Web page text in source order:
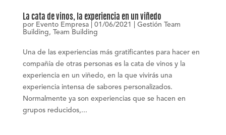
La cata de vinos, la experiencia en un viñedo
por Evento Empresa| 01/06/2021
Gestión Team
Building, Team Building
Una de las experiencias más gratificantes para hacer en
compañía de otras personas es la cata de vinos y la
experiencia en un viñedo, en la que vivirás una
experiencia intensa de sabores personalizados.
Normalmente ya son experiencias que se hacen en
grupos reducidos,...